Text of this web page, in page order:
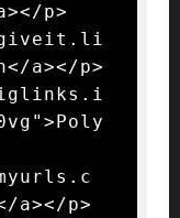
p>
giveit.li
a></p>
iglinks.i
a></p>